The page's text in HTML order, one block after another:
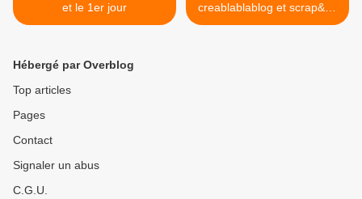
et le 1er jour
creablablablog et scrap&co
) >
Hébergé par Overblog
Top articles
Pages
Contact
Signaler un abus
C.G.U.